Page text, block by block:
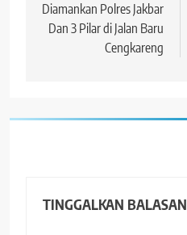
Diamankan Polres Jakbar
Dan 3 Pilar di Jalan Baru
Cengkareng
TINGGALKAN BALASAN